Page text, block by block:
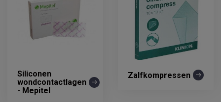
Siliconen
wondcontactlagen
- Mepitel
Zalfkompressen